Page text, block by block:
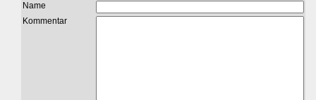
Name
Kommentar